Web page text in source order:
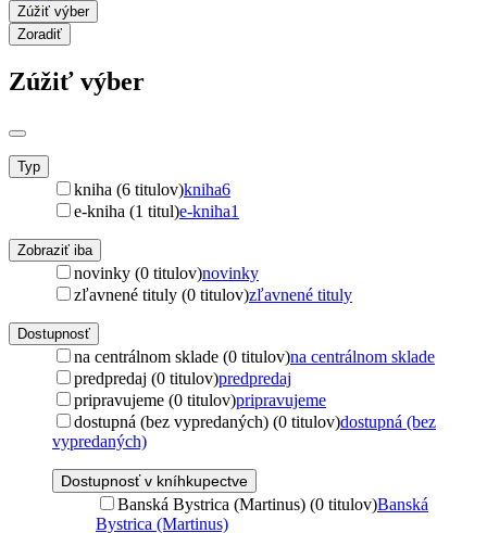
Zúžiť výber
Zoradiť
Zúžiť výber
Typ
kniha (6 titulov)kniha6
e-kniha (1 titul)e-kniha1
Zobraziť iba
novinky (0 titulov)novinky
zľavnené tituly (0 titulov)zľavnené tituly
Dostupnosť
na centrálnom sklade (0 titulov)na centrálnom sklade
predpredaj (0 titulov)predpredaj
pripravujeme (0 titulov)pripravujeme
dostupná (bez vypredaných) (0 titulov)dostupná (bez
vypredaných)
Dostupnosť v kníhkupectve
Banská Bystrica (Martinus) (0 titulov)Banská
Bystrica (Martinus)